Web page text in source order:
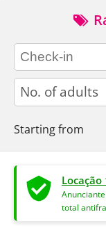
adults
Starting from
total